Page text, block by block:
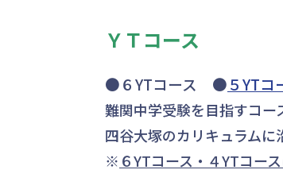
ＹＴコース
●６YTコース ●５YTコ
難関中学受験を目指すコー
四谷大塚のカリキュラムに
※ ６YTコース・４YTコー